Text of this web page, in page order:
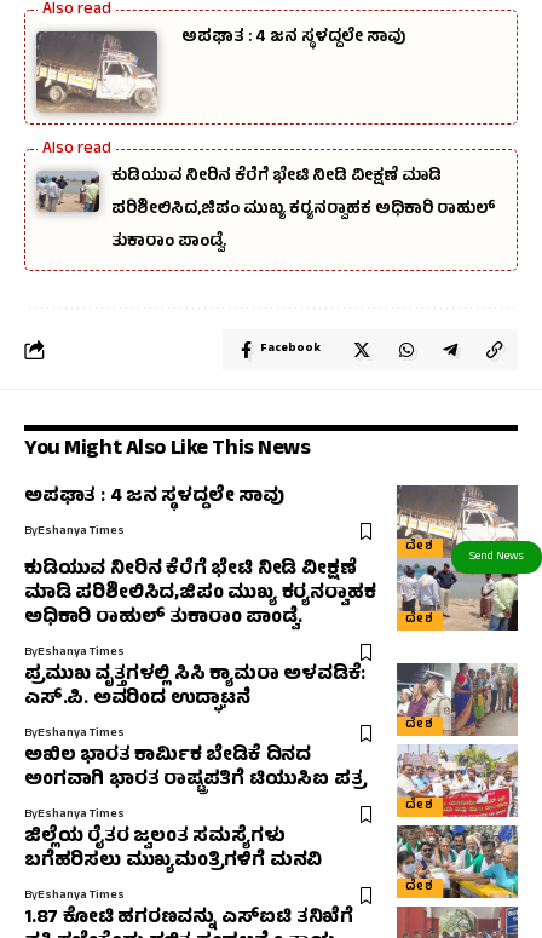
ಅಪಘಾತ : 4 ಜನ ಸ್ಥಳದ್ದಲೇ ಸಾವು
ಕುಡಿಯುವ ನೀರಿನ ಕೆರೆಗೆ ಭೇಟಿ ನೀಡಿ ವೀಕ್ಷಣೆ ಮಾಡಿ
ಪರಿಶೀಲಿಸಿದ,ಜಿಪಂ ಮುಖ್ಯ ಕರ‍್ಯನರ‍್ವಾಹಕ ಅಧಿಕಾರಿ ರಾಹುಲ್‌
ತುಕಾರಾಂ ಪಾಂಡ್ವೆ.
Facebook
You Might Also Like This News
ದೇಶ
ಅಪಘಾತ : 4 ಜನ ಸ್ಥಳದ್ದಲೇ ಸಾವು
ByEshanya Times
ದೇಶ
ಕುಡಿಯುವ ನೀರಿನ ಕೆರೆಗೆ ಭೇಟಿ ನೀಡಿ ವೀಕ್ಷಣೆ
ಮಾಡಿ ಪರಿಶೀಲಿಸಿದ,ಜಿಪಂ ಮುಖ್ಯ ಕರ‍್ಯನರ‍್ವಾಹಕ
ಅಧಿಕಾರಿ ರಾಹುಲ್‌ ತುಕಾರಾಂ ಪಾಂಡ್ವೆ.
ByEshanya Times
ದೇಶ
ಪ್ರಮುಖ ವೃತ್ತಗಳಲ್ಲಿ ಸಿಸಿ ಕ್ಯಾಮರಾ ಅಳವಡಿಕೆ:
ಎಸ್.ಪಿ. ಅವರಿಂದ ಉದ್ಘಾಟನೆ
ByEshanya Times
ದೇಶ
ಅಖಿಲ ಭಾರತ ಕಾರ್ಮಿಕ ಬೇಡಿಕೆ ದಿನದ
ಅಂಗವಾಗಿ ಭಾರತ ರಾಷ್ಟ್ರಪತಿಗೆ ಟಿಯುಸಿಐ ಪತ್ರ
ByEshanya Times
ದೇಶ
ಜಿಲ್ಲೆಯ ರೈತರ ಜ್ವಲಂತ ಸಮಸ್ಯೆಗಳು
ಬಗೆಹರಿಸಲು ಮುಖ್ಯಮಂತ್ರಿಗಳಿಗೆ ಮನವಿ
ByEshanya Times
1.87 ಕೋಟಿ ಹಗರಣವನ್ನು ಎಸ್‌ಐಟಿ ತನಿಖೆಗೆ